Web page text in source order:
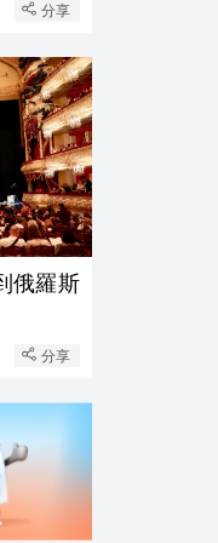
分享
俄羅斯
分享